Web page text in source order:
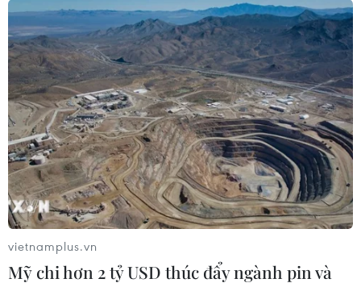
vietnamplus.vn
Mỹ chi hơn 2 tỷ USD thúc đẩy ngành pin và